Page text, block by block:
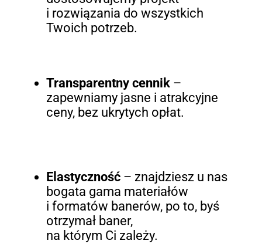
i rozwiązania do wszystkich
Twoich potrzeb.
Transparentny cennik–
zapewniamy jasne i atrakcyjne
ceny, bez ukrytych opłat.
Elastyczność– znajdziesz u nas
bogata gama materiałów
i formatów banerów, po to, byś
otrzymał baner,
na którym Ci zależy.